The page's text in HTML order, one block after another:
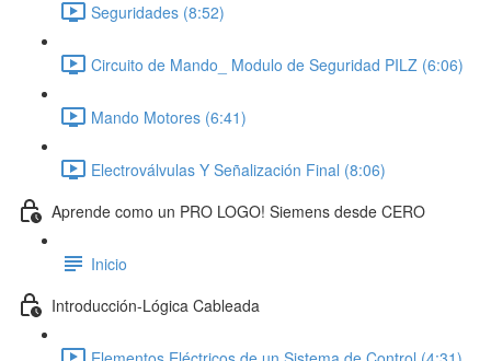
Seguridades (8:52)
Circuito de Mando_ Modulo de Seguridad PILZ (6:06)
Mando Motores (6:41)
Electroválvulas Y Señalización Final (8:06)
Aprende como un PRO LOGO! Siemens desde CERO
Inicio
Introducción-Lógica Cableada